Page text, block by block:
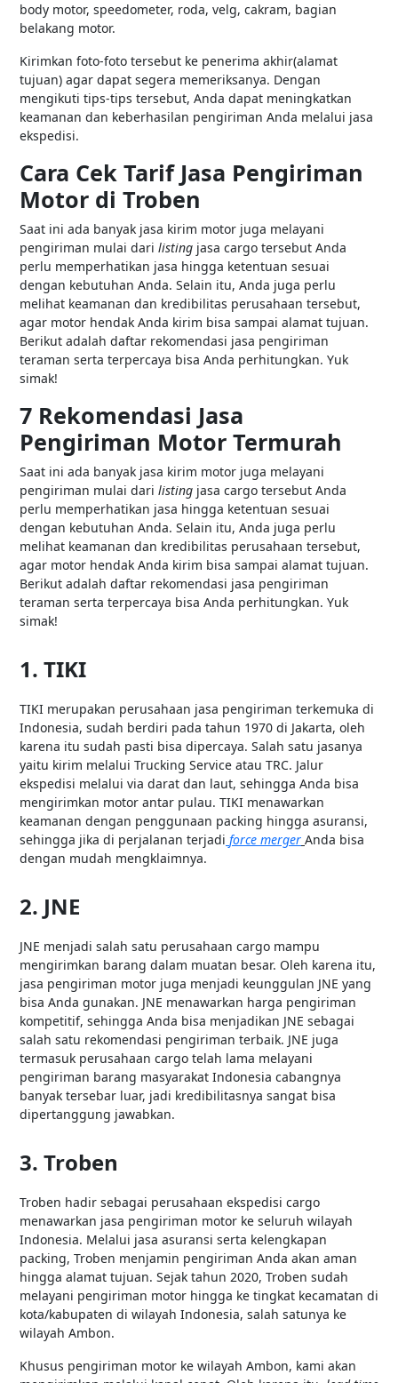
body motor, speedometer, roda, velg, cakram, bagian
belakang motor.
Kirimkan foto-foto tersebut ke penerima akhir(alamat
tujuan) agar dapat segera memeriksanya. Dengan
mengikuti tips-tips tersebut, Anda dapat meningkatkan
keamanan dan keberhasilan pengiriman Anda melalui jasa
ekspedisi.
Cara Cek Tarif Jasa Pengiriman
Motor di Troben
Saat ini ada banyak jasa kirim motor juga melayani
pengiriman mulai dari listing jasa cargo tersebut Anda
perlu memperhatikan jasa hingga ketentuan sesuai
dengan kebutuhan Anda. Selain itu, Anda juga perlu
melihat keamanan dan kredibilitas perusahaan tersebut,
agar motor hendak Anda kirim bisa sampai alamat tujuan.
Berikut adalah daftar rekomendasi jasa pengiriman
teraman serta terpercaya bisa Anda perhitungkan. Yuk
simak!
7 Rekomendasi Jasa
Pengiriman Motor Termurah
Saat ini ada banyak jasa kirim motor juga melayani
pengiriman mulai dari listing jasa cargo tersebut Anda
perlu memperhatikan jasa hingga ketentuan sesuai
dengan kebutuhan Anda. Selain itu, Anda juga perlu
melihat keamanan dan kredibilitas perusahaan tersebut,
agar motor hendak Anda kirim bisa sampai alamat tujuan.
Berikut adalah daftar rekomendasi jasa pengiriman
teraman serta terpercaya bisa Anda perhitungkan. Yuk
simak!
1. TIKI
TIKI merupakan perusahaan jasa pengiriman terkemuka di
Indonesia, sudah berdiri pada tahun 1970 di Jakarta, oleh
karena itu sudah pasti bisa dipercaya. Salah satu jasanya
yaitu kirim melalui Trucking Service atau TRC. Jalur
ekspedisi melalui via darat dan laut, sehingga Anda bisa
mengirimkan motor antar pulau. TIKI menawarkan
keamanan dengan penggunaan packing hingga asuransi,
sehingga jika di perjalanan terjadi force merger Anda bisa
dengan mudah mengklaimnya.
2. JNE
JNE menjadi salah satu perusahaan cargo mampu
mengirimkan barang dalam muatan besar. Oleh karena itu,
jasa pengiriman motor juga menjadi keunggulan JNE yang
bisa Anda gunakan. JNE menawarkan harga pengiriman
kompetitif, sehingga Anda bisa menjadikan JNE sebagai
salah satu rekomendasi pengiriman terbaik. JNE juga
termasuk perusahaan cargo telah lama melayani
pengiriman barang masyarakat Indonesia cabangnya
banyak tersebar luar, jadi kredibilitasnya sangat bisa
dipertanggung jawabkan.
3. Troben
Troben hadir sebagai perusahaan ekspedisi cargo
menawarkan jasa pengiriman motor ke seluruh wilayah
Indonesia. Melalui jasa asuransi serta kelengkapan
packing, Troben menjamin pengiriman Anda akan aman
hingga alamat tujuan. Sejak tahun 2020, Troben sudah
melayani pengiriman motor hingga ke tingkat kecamatan di
kota/kabupaten di wilayah Indonesia, salah satunya ke
wilayah Ambon.
Khusus pengiriman motor ke wilayah Ambon, kami akan